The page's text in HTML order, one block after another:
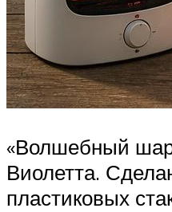
«Волшебный
Виолетта.
пластиковых